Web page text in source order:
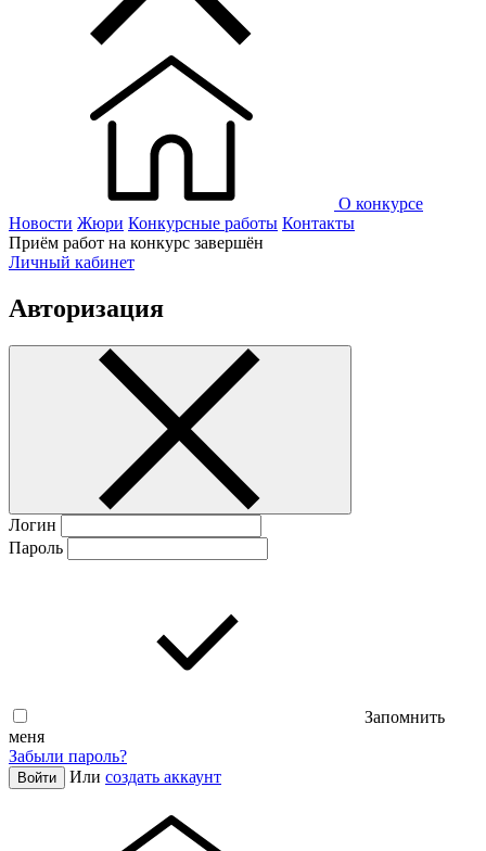
О конкурсе
Новости Жюри Конкурсные работы Контакты
Приём работ на конкурс завершён
Личный кабинет
Авторизация
Логин
Пароль
Запомнить
меня
Забыли пароль?
Войти Или создать аккаунт